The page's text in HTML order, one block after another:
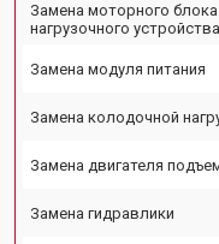
Замена моторного блока
нагрузочного устройства
Замена модуля питания
Замена колодочной
Замена двигателя
Замена гидравлики